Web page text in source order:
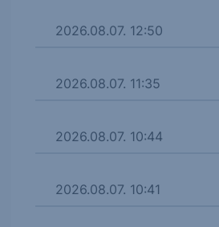
2026.08.07. 12:50
2026.08.07. 11:35
2026.08.07. 10:44
2026.08.07. 10:41